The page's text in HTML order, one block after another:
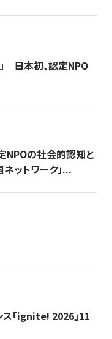
日本初、認定NPO
NPOの社会的認知と
ットワーク」...
「ignite! 2026」11